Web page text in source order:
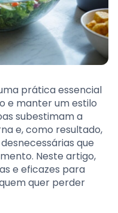
prática essencial
e manter um estilo
subestimam a
e, como resultado,
que
Neste artigo,
e eficazes para
quer perder